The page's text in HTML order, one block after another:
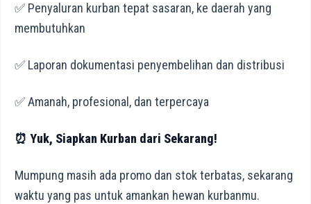
✅ Penyaluran kurban tepat sasaran, ke daerah yang
membutuhkan
✅ Laporan dokumentasi penyembelihan dan distribusi
✅ Amanah, profesional, dan terpercaya
⏰ Yuk, Siapkan Kurban dari Sekarang!
Mumpung masih ada promo dan stok terbatas, sekarang
waktu yang pas untuk amankan hewan kurbanmu.